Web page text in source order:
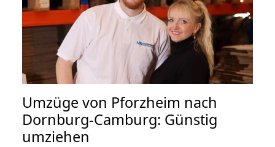
Umzüge von Pforzheim nach
Dornburg-Camburg: Günstig
umziehen